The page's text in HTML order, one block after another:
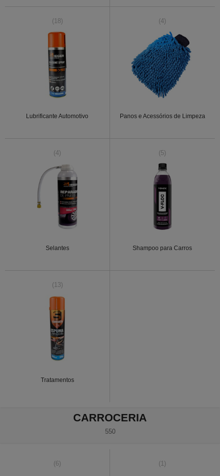
(18)
Lubrificante Automotivo
(4)
Panos e Acessórios de Limpeza
(4)
Selantes
(5)
Shampoo para Carros
(13)
Tratamentos
CARROCERIA
550
(6) (1)